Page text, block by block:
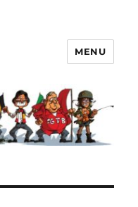
MENU